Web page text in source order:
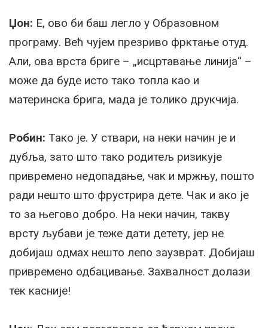
Џон: Е, ово би баш легло у Образовном
програму. Већ чујем презриво фрктање отуд.
Али, ова врста бриге – „исцртавање линија“ –
може да буде исто тако топла као и
материнска брига, мада је толико друкчија.
Робин: Тако је. У ствари, на неки начин је и
дубља, зато што тако родитељ ризикује
привремено недопадање, чак и мржњу, пошто
ради нешто што фрустрира дете. Чак и ако је
то за његово добро. На неки начин, такву
врсту љубави је теже дати детету, јер не
добијаш одмах нешто лепо заузврат. Добијаш
привремено одбацивање. Захвалност долази
тек касније!